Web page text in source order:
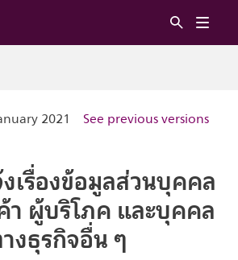
2021 See previous versions
เรื่องข้อมูลส่วนบุคคล
ผู้บริโภค และบุคคล
งธุรกิจอื่น ๆ